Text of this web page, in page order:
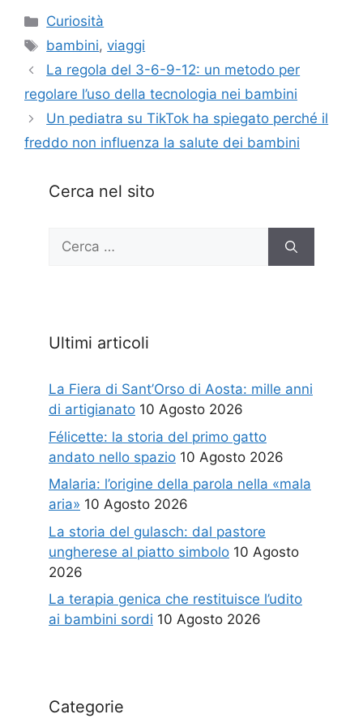
Categorie
Curiosità
Tag
bambini,viaggi
La regola del 3-6-9-12: un metodo per
regolare l’uso della tecnologia nei bambini
Un pediatra su TikTok ha spiegato perché il
freddo non influenza la salute dei bambini
Cerca nel sito
Ricerca
Ultimi articoli
La Fiera di Sant’Orso di Aosta: mille anni
di artigianato 10 Agosto 2026
Félicette: la storia del primo gatto
andato nello spazio 10 Agosto 2026
Malaria: l’origine della parola nella «mala
aria» 10 Agosto 2026
La storia del gulasch: dal pastore
ungherese al piatto simbolo 10 Agosto
2026
La terapia genica che restituisce l’udito
ai bambini sordi 10 Agosto 2026
Categorie